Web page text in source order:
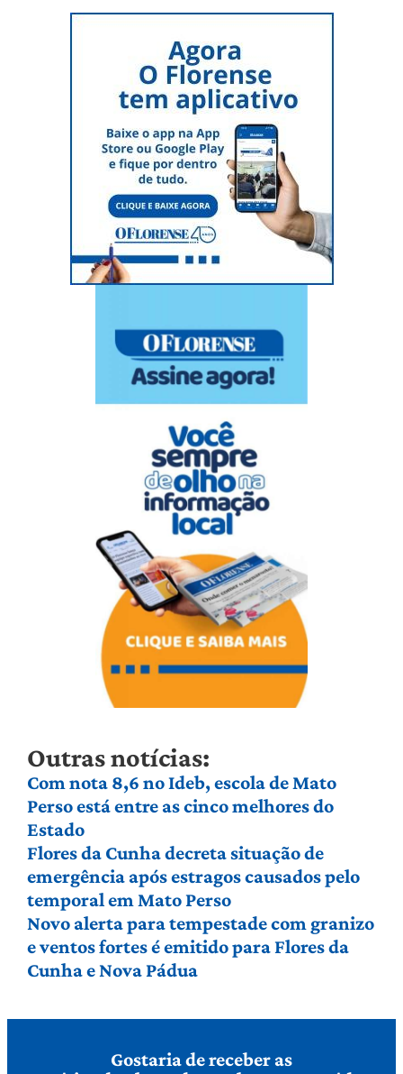
Outras notícias:
Com nota 8,6 no Ideb, escola de Mato
Perso está entre as cinco melhores do
Estado
Flores da Cunha decreta situação de
emergência após estragos causados pelo
temporal em Mato Perso
Novo alerta para tempestade com granizo
e ventos fortes é emitido para Flores da
Cunha e Nova Pádua
Gostaria de receber as